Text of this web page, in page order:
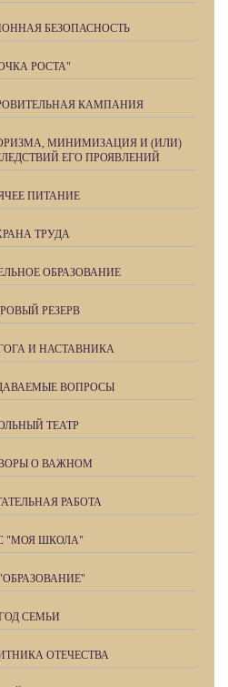
БЕЗОПАСНОСТЬ
РОСТА"
КАМПАНИЯ
МИНИМИЗАЦИЯ И (ИЛИ)
ЕГО ПРОЯВЛЕНИЙ
ПИТАНИЕ
ТРУДА
ОБРАЗОВАНИЕ
РЕЗЕРВ
И НАСТАВНИКА
ВОПРОСЫ
ТЕАТР
О ВАЖНОМ
РАБОТА
"МОЯ ШКОЛА"
СЕМЬИ
ОТЕЧЕСТВА